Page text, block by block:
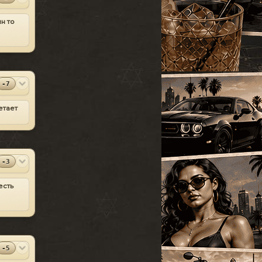
то
-7
-3
-5